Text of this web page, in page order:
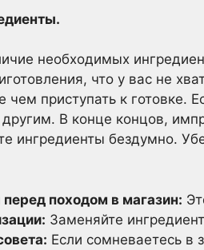
необходимых
что у вас не
приступать к готовке.
В конце концов,
ингредиенты бездумно.
походом в магазин:
Заменяйте
Если сомневаетесь в